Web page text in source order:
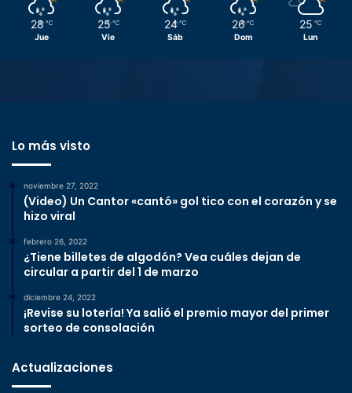
28 ℃
Jue
25 ℃
Vie
24 ℃
Sáb
26 ℃
Dom
25 ℃
Lun
Lo más visto
noviembre 27, 2022
(Video) Un Cantor «cantó» gol tico con el corazón y se
hizo viral
febrero 26, 2022
¿Tiene billetes de algodón? Vea cuáles dejan de
circular a partir del 1 de marzo
diciembre 24, 2022
¡Revise su lotería! Ya salió el premio mayor del primer
sorteo de consolación
Actualizaciones